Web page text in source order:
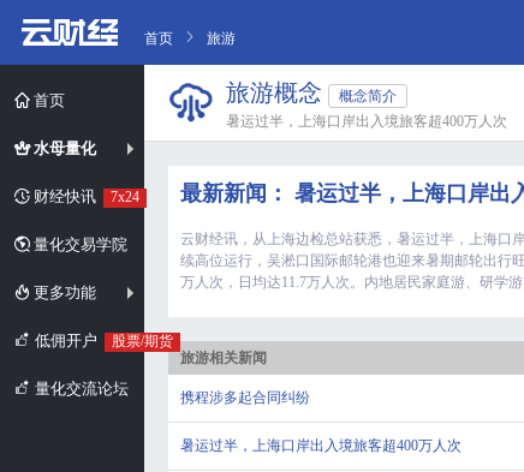
首页
水母量化
财经快讯 7x24
量化交易学院
更多功能
低佣开户 股票/期货
量化交流论坛
首页 旅游
旅游概念
概念简介
暑运过半，上海口岸出入境旅客超400万人次
最新新闻： 暑运过半，上海口岸出
云财经讯，从上海边检总站获悉，暑运过半，上海口
续高位运行，吴淞口国际邮轮港也迎来暑期邮轮出行
万人次，日均达11.7万人次。内地居民家庭游、研学
旅游相关新闻
携程涉多起合同纠纷
暑运过半，上海口岸出入境旅客超400万人次